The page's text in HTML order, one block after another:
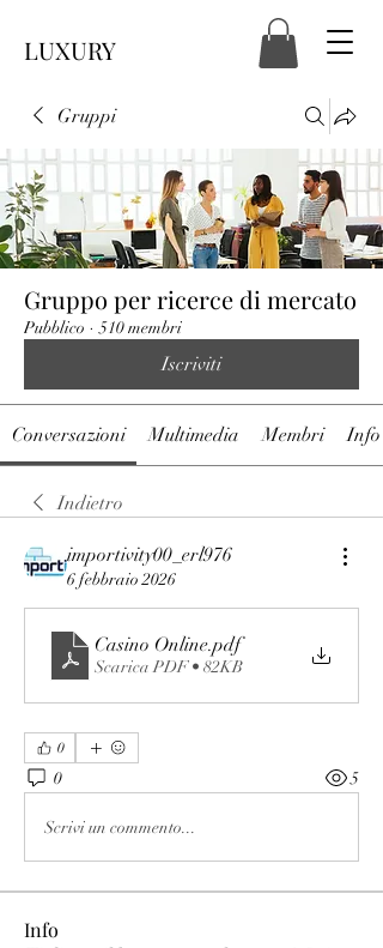
LUXURY
Gruppi
Gruppo per ricerce di mercato
Pubblico · 510 membri
Iscriviti
Conversazioni Multimedia Membri Info
Indietro
importivity00_erl976
6 febbraio 2026
Casino Online.pdf
Scarica PDF • 82KB
0
0 5
Scrivi un commento...
Info